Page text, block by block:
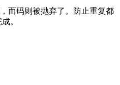
而码则被抛弃了。防止重复都
。